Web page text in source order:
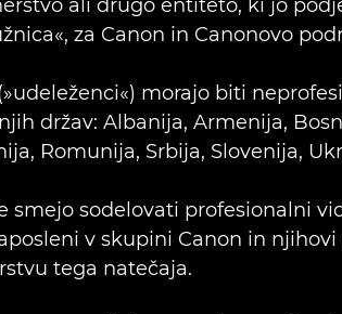
ali drugo entiteto, ki jo
za Canon in Canonovo
morajo biti
držav: Albanija, Armenija,
Romunija, Srbija, Slovenija,
smejo sodelovati profesionalni
v skupini Canon in
tega natečaja.